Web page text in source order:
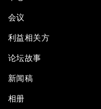
会议
利益相关方
论坛故事
新闻稿
相册